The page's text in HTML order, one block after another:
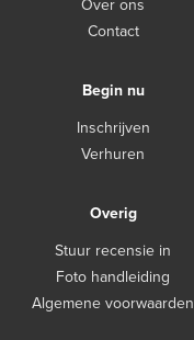
Over ons
Contact
Begin nu
Inschrijven
Verhuren
Overig
Stuur recensie in
Foto handleiding
Algemene voorwaarden